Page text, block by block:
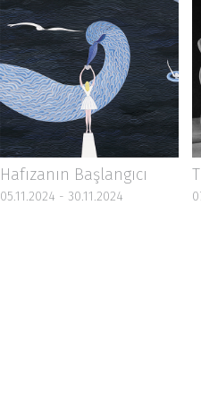
Hafızanın Başlangıcı
05.11.2024 - 30.11.2024